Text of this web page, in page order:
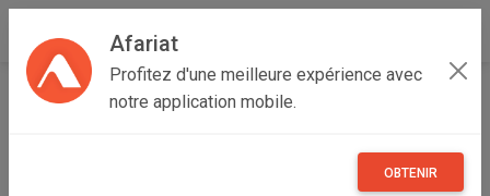
Afariat
Profitez d'une meilleure expérience avec
notre application mobile.
OBTENIR
Accueil Boutique de ENTREPRISE